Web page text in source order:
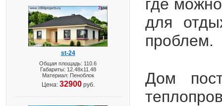
st-24
Общая площадь: 110.6
Габариты: 12.48х11.48
Материал: Пеноблок
Цена: 32900руб.
где
для
проблем.
Дом